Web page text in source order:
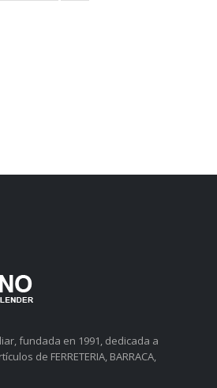
fundada en 1991, dedicada a
de FERRETERIA, BARRACA,